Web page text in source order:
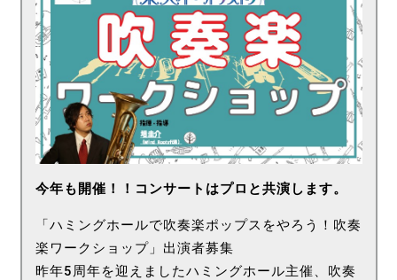
今年も開催！！コンサートはプロと共演します。
「ハミングホールで吹奏楽ポップスをやろう！吹奏
楽ワークショップ」出演者募集
昨年5周年を迎えましたハミングホール主催、吹奏